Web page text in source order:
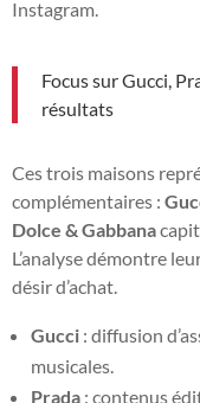
Instagram.
Focus sur Gucci,
résultats
Ces trois maisons
complémentaires :
Dolce & Gabbana
L’analyse démontre
désir d’achat.
Gucci : diffusion
musicales.
Prada : contenus